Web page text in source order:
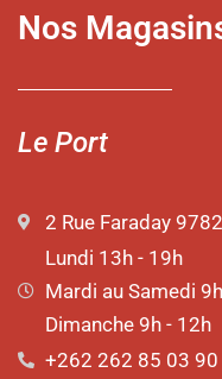
Nos
Le Port
2 Rue Faraday
Lundi 13h - 19h
Mardi au Samedi
Dimanche 9h - 12h
+262 262 85 03 90